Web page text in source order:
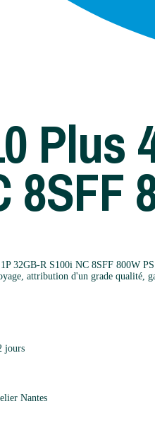
Plus
8SFF
32GB-R S100i NC 8SFF 800W
attribution d'un grade qualité,
jours
Nantes